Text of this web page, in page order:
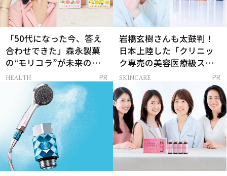
「50代になった今、答え
合わせできた」森永製菓
の“モリコラ”が未来のキ
レイを連れてくる！
HEALTH PR
岩橋玄樹さんも太鼓判！
日本上陸した「クリニッ
ク専売の美容医療級スキ
ンケア」
SKINCARE PR